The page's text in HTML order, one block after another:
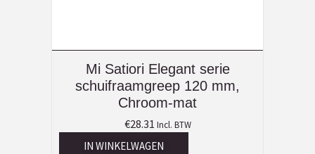
Mi Satiori Elegant serie
schuifraamgreep 120 mm,
Chroom-mat
€28.31 Incl. BTW
IN WINKELWAGEN